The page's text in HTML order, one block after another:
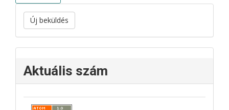
Új beküldés
Aktuális szám